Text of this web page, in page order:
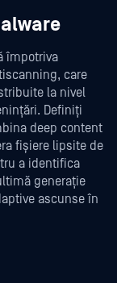
împotriva
care
la nivel
Definiți
deep content
fișiere lipsite de
a identifica
generație
ascunse în